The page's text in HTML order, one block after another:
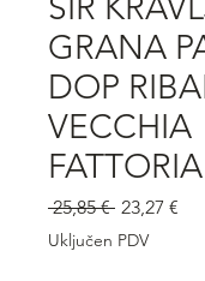
SIR
GRANA
DOP
VECCHIA
25,85 € Redovna
cijena
23,27 €
Uključen PDV